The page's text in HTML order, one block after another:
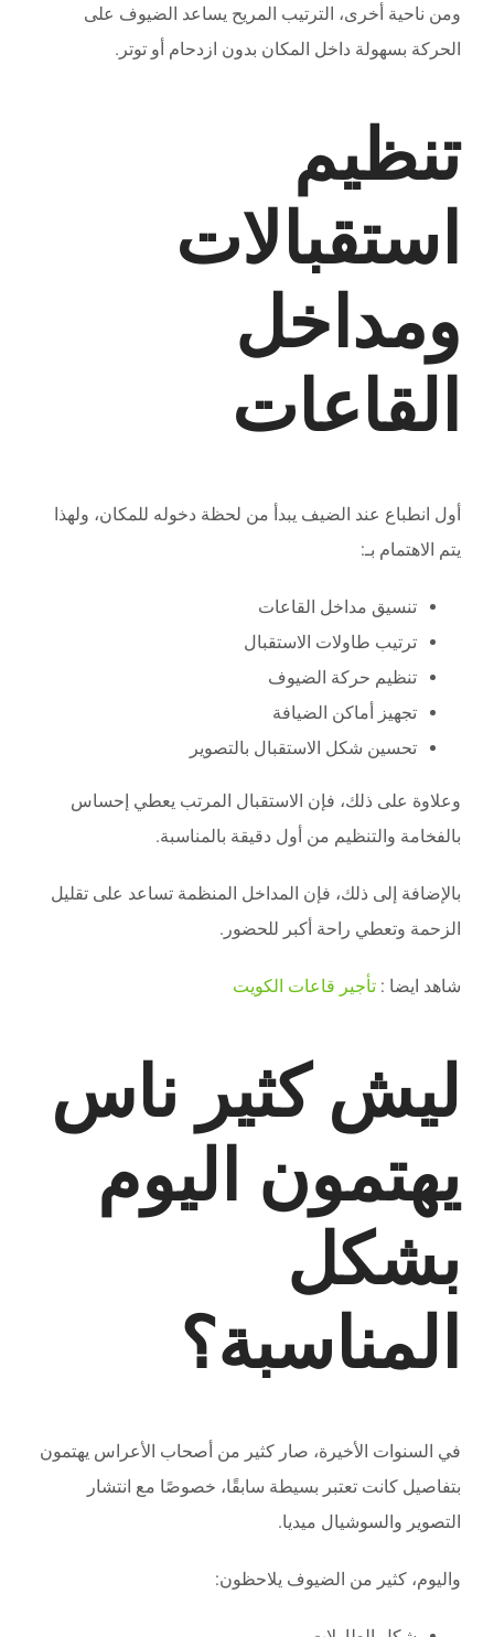
ومن ناحية أخرى، الترتيب المريح يساعد الضيوف على
الحركة بسهولة داخل المكان بدون ازدحام أو توتر.
تنظيم
استقبالات
ومداخل
القاعات
أول انطباع عند الضيف يبدأ من لحظة دخوله للمكان، ولهذا
يتم الاهتمام بـ:
تنسيق مداخل القاعات
ترتيب طاولات الاستقبال
تنظيم حركة الضيوف
تجهيز أماكن الضيافة
تحسين شكل الاستقبال بالتصوير
وعلاوة على ذلك، فإن الاستقبال المرتب يعطي إحساس
بالفخامة والتنظيم من أول دقيقة بالمناسبة.
بالإضافة إلى ذلك، فإن المداخل المنظمة تساعد على تقليل
الزحمة وتعطي راحة أكبر للحضور.
شاهد ايضا : تأجير قاعات الكويت
ليش كثير ناس
يهتمون اليوم
بشكل
المناسبة؟
في السنوات الأخيرة، صار كثير من أصحاب الأعراس يهتمون
بتفاصيل كانت تعتبر بسيطة سابقًا، خصوصًا مع انتشار
التصوير والسوشيال ميديا.
واليوم، كثير من الضيوف يلاحظون: